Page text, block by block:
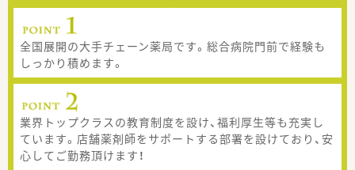
全国展開の大手チェーン薬局です。総合病院門前で経験も
しっかり積めます。
業界トップクラスの教育制度を設け、福利厚生等も充実し
ています。店舗薬剤師をサポートする部署を設けており、安
心してご勤務頂けます！